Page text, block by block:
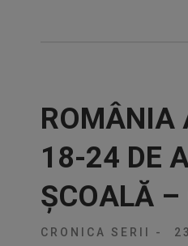
ROMÂNIA
18-24 DE
ȘCOALĂ –
CRONICA SERII -